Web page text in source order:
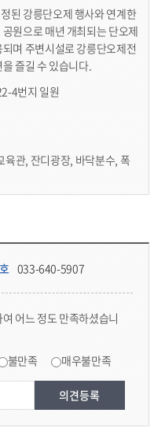
된 강릉단오제 행사와 연계한
원으로 매년 개최되는 단오제
며 주변시설로 강릉단오제전
즐길 수 있습니다.
4번지 일원
육관, 잔디광장, 바닥분수, 폭
033-640-5907
어느 정도 만족하셨습니
불만족 매우불만족